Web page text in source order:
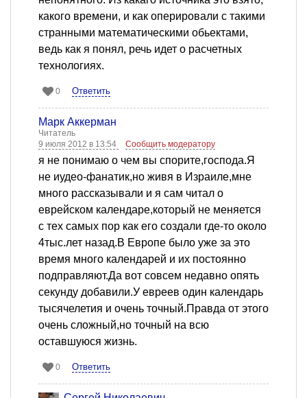
какого времени, и как оперировали с такими
странными математическими обьектами,
ведь как я понял, речь идет о расчетных
технологиях.
0 Ответить
Марк Аккерман
Читатель
9 июля 2012 в 13:54
Сообщить модератору
я не понимаю о чем вы спорите,господа.Я
не иудео-фанатик,но живя в Израиле,мне
много рассказывали и я сам читал о
еврейском календаре,который не меняется
с тех самых пор как его создали где-то около
4тыс.лет назад.В Европе было уже за это
время много календарей и их постоянно
подправляют.Да вот совсем недавно опять
секунду добавили.У евреев один календарь
тысячелетия и очень точный.Правда от этого
очень сложный,но точный на всю
оставшуюся жизнь.
0 Ответить